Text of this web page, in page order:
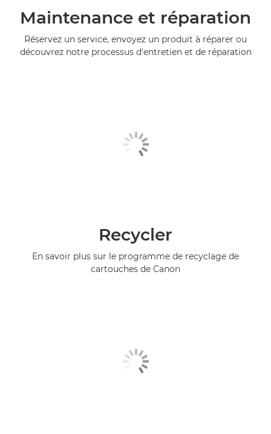
Maintenance et réparation
Réservez un service, envoyez un produit à réparer ou
découvrez notre processus d'entretien et de réparation
Recycler
En savoir plus sur le programme de recyclage de
cartouches de Canon